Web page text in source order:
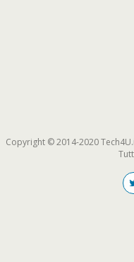
Copyright © 2014-2020